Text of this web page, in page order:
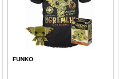
FUNKO